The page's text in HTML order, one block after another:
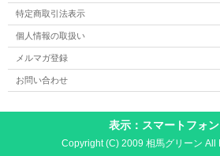
特定商取引法表示
個人情報の取扱い
メルマガ登録
お問い合わせ
表示：スマートフォン
Copyright (C) 2009 相馬グリーン All